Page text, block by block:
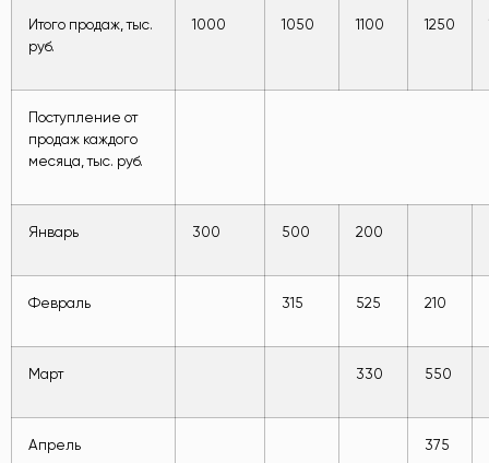
Итого продаж, тыс.
руб.
1000 1050 1100 1250
Поступление от
продаж каждого
месяца, тыс. руб.
Январь 300 500 200
Февраль 315 525 210
Март 330 550
Апрель 375